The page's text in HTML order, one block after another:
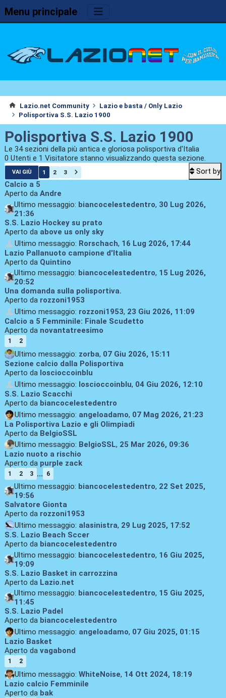
Menu principale
Lazio.net Community
Lazio e basta / Only Lazio
Polisportiva S.S. Lazio 1900
Polisportiva S.S. Lazio 1900
Le 34 sezioni della più antica e gloriosa polisportiva d'Italia
0 Utenti e 1 Visitatore stanno visualizzando questa sezione.
VAI GIÙ 1 2 3
Sort by
Calcio a 5
Aperto da Andre
Ultimo messaggio: biancocelestedentro, 30 Lug 2026,
21:36
S.S. Lazio Hockey su prato
Aperto da above us only sky
Ultimo messaggio: Rorschach, 16 Lug 2026, 17:44
Lazio Pallanuoto campione d'Italia
Aperto da Quintino
Ultimo messaggio: biancocelestedentro, 15 Lug 2026,
20:52
Una domanda sulla polisportiva.
Aperto da rozzoni1953
Ultimo messaggio: rozzoni1953, 23 Giu 2026, 11:09
Calcio a 5 Femminile: Finale Scudetto
Aperto da novantatreesimo
1 2
Ultimo messaggio: zorba, 07 Giu 2026, 15:11
Sezione calcio dalla Polisportiva
Aperto da loscioccoinblu
Ultimo messaggio: loscioccoinblu, 04 Giu 2026, 12:10
S.S. Lazio Scacchi
Aperto da biancocelestedentro
Ultimo messaggio: angeloadamo, 07 Mag 2026, 21:23
La Polisportiva Lazio e gli Olimpiadi
Aperto da BelgioSSL
Ultimo messaggio: BelgioSSL, 25 Mar 2026, 09:36
Lazio nuoto a rischio
Aperto da purple zack
1 2 3 ... 6
Ultimo messaggio: biancocelestedentro, 22 Set 2025,
19:56
Salvatore Gionta
Aperto da rozzoni1953
Ultimo messaggio: alasinistra, 29 Lug 2025, 17:52
S.S. Lazio Beach Sccer
Aperto da biancocelestedentro
Ultimo messaggio: biancocelestedentro, 16 Giu 2025,
19:09
S.S. Lazio Basket in carrozzina
Aperto da Lazio.net
Ultimo messaggio: biancocelestedentro, 15 Giu 2025,
11:45
S.S. Lazio Padel
Aperto da biancocelestedentro
Ultimo messaggio: angeloadamo, 07 Giu 2025, 01:15
Lazio Basket
Aperto da vagabond
1 2
Ultimo messaggio: WhiteNoise, 14 Ott 2024, 18:19
Lazio calcio Femminile
Aperto da bak